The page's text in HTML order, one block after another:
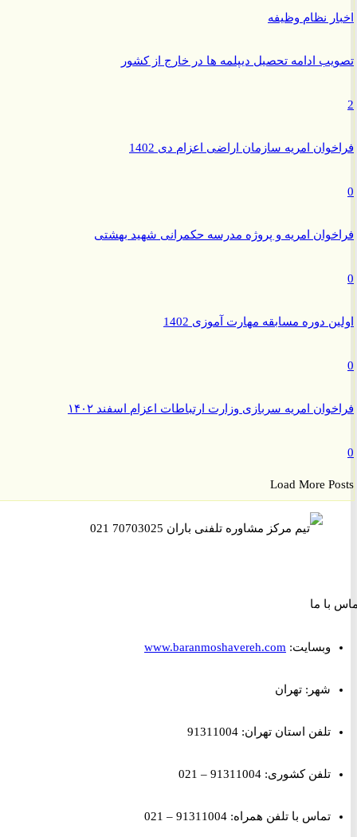
نظام وظیفه
ادامه تحصیل دیپلمه ها در خارج از کشور
امریه سازمان اراضی اعزام دی 1402
امریه و پروژه مدرسه حکمرانی شهید بهشتی
دوره مسابقه مهارت آموزی 1402
امریه سربازی وزارت ارتباطات اعزام اسفند ۱۴۰۲
Load More
ما
وبسایت:www.baranmoshavereh.com
شهر: تهران
تلفن استان تهران: 91311004
تلفن کشوری: 91311004 – 021
تماس با تلفن همراه: 91311004 – 021